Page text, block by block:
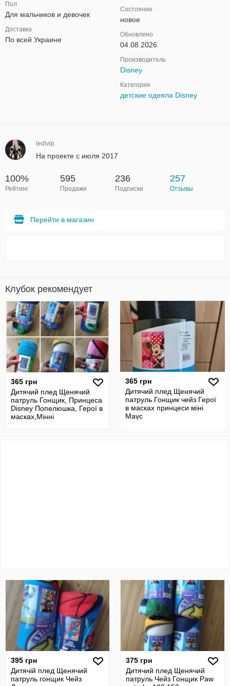
Пол
Для мальчиков и девочек
Доставка
По всей Украине
Состояние
новое
Обновлено
04.08.2026
Производитель
Disney
Категория
детские одеяла Disney
ledivip
На проекте с июля 2017
100%
Рейтинг
595
Продажи
236
Подписки
257
Отзывы
Перейти в магазин
Клубок рекомендует
365 грн
Дитячий плед Щенячий
патруль Гонщик, Принцеса
Disney Попелюшка, Герої в
масках,Мінні
365 грн
Дитячий плед Щенячий
патруль Гонщик чейз Герої
в масках принцеси міні
Маус
395 грн
Дитячій плед Щенячий
патруль гонщик Чейз
375 грн
Дитячий плед Щенячий
патруль Чейз Гонщик Paw